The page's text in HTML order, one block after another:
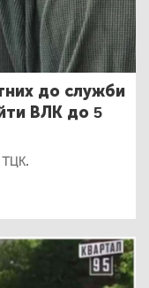
до служби
ВЛК до 5
ТЦК.